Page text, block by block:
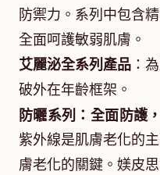
防禦力。系列中包含
全面呵護敏弱肌膚。
艾麗泌全系列產品 ：
破外在年齡框架。
防曬系列：全面防護
紫外線是肌膚老化的
膚老化的關鍵。媄皮